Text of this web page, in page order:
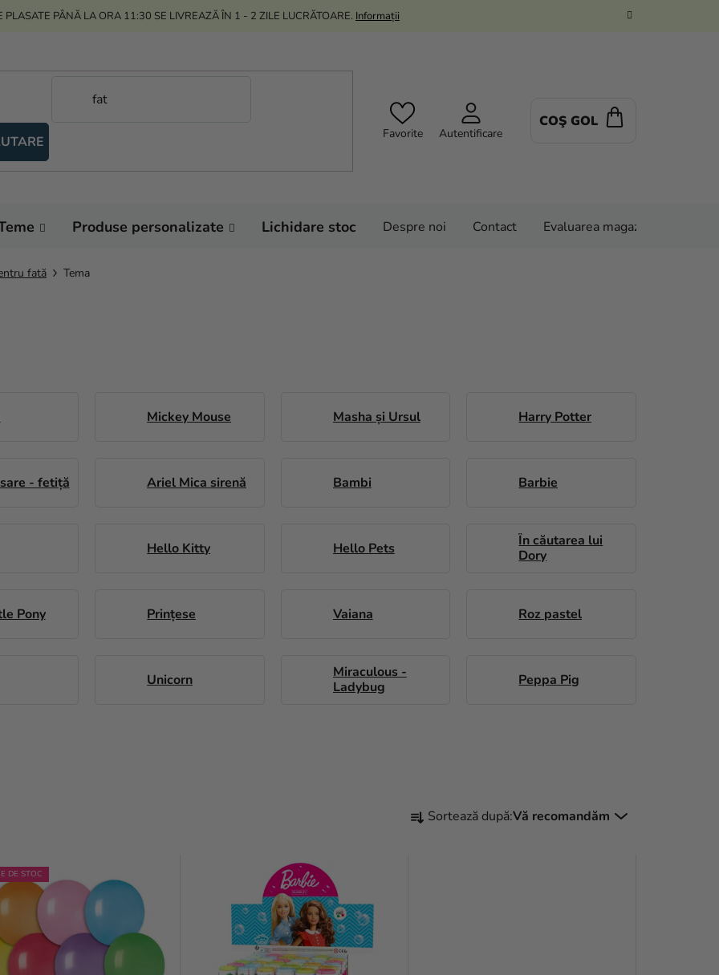
PLASATE PÂNĂ LA ORA 11:30 SE LIVREAZĂ ÎN 1 - 2 ZILE LUCRĂTOARE. Informații
Favorite Autentificare
COŞ GOL
Produse personalizate Lichidare stoc Despre noi Contact Evaluarea magazinului
fată Tema
Mickey Mouse Masha și Ursul Harry Potter
- fetiță Ariel Mica sirenă Bambi Barbie
Hello Kitty Hello Pets
În căutarea lui
Dory
Pony Prințese Vaiana Roz pastel
Unicorn
Miraculous -
Ladybug
Peppa Pig
S Sortează după:Vă recomandăm
DE STOC